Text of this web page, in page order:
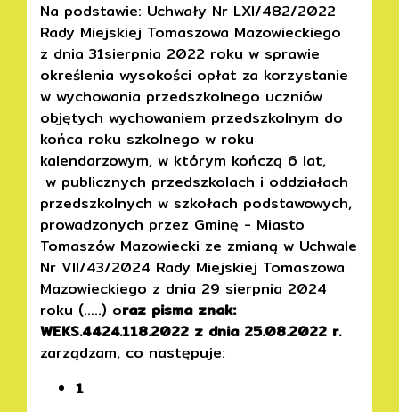
Na podstawie: Uchwały Nr LXI/482/2022
Rady Miejskiej Tomaszowa Mazowieckiego
z dnia 31sierpnia 2022 roku w sprawie
określenia wysokości opłat za korzystanie
w wychowania przedszkolnego uczniów
objętych wychowaniem przedszkolnym do
końca roku szkolnego w roku
kalendarzowym, w którym kończą 6 lat,
w publicznych przedszkolach i oddziałach
przedszkolnych w szkołach podstawowych,
prowadzonych przez Gminę - Miasto
Tomaszów Mazowiecki ze zmianą w Uchwale
Nr VII/43/2024 Rady Miejskiej Tomaszowa
Mazowieckiego z dnia 29 sierpnia 2024
roku (…..) oraz pisma znak:
WEKS.4424.118.2022 z dnia 25.08.2022 r.
zarządzam, co następuje:
1